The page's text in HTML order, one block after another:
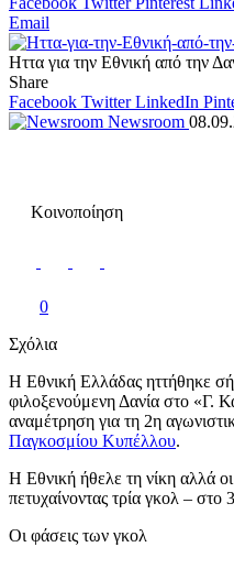
Email
Ηττα για την Εθνική από την
Share
Facebook Twitter LinkedIn
Newsroom
Κοινοποίηση
0
Σχόλια
Η Εθνική Ελλάδας ηττήθηκε
φιλοξενούμενη Δανία στο «Γ.
αναμέτρηση για τη 2η
Παγκοσμίου Κυπέλλου.
Η Εθνική ήθελε τη νίκη αλλά
πετυχαίνοντας τρία γκολ –
Οι φάσεις των γκολ